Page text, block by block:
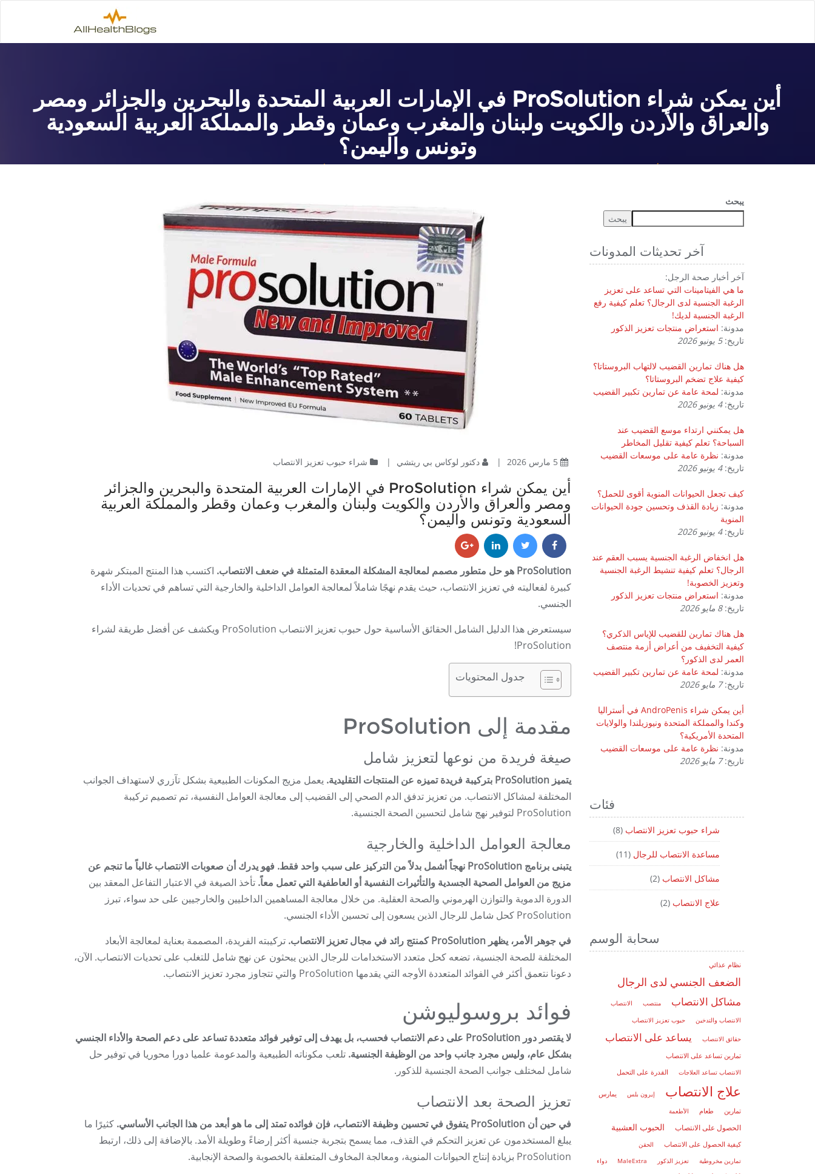
أين يمكن شراء ProSolution في الإمارات العربية المتحدة والبحرين والجزائر ومصر
والعراق والأردن والكويت ولبنان والمغرب وعمان وقطر والمملكة العربية السعودية
وتونس واليمن؟
بيت شراء حبوب تعزيز الانتصاب أين يمكن شراء ProSolution في الإمارات العربية المتحدة والبحرين والجزائر ومصر والعراق والأردن والكويت ولبنان والمغرب وعمان وقطر والمملكة العربية السعودية وتونس واليمن؟
5 مارس 2026 | دكتور لوكاس بي ريتشي | شراء حبوب تعزيز الانتصاب
أين يمكن شراء ProSolution في الإمارات العربية المتحدة والبحرين والجزائر
ومصر والعراق والأردن والكويت ولبنان والمغرب وعمان وقطر والمملكة العربية
السعودية وتونس واليمن؟
ProSolution هو حل متطور مصمم لمعالجة المشكلة المعقدة المتمثلة في ضعف الانتصاب.
اكتسب هذا المنتج المبتكر شهرة
كبيرة لفعاليته في تعزيز الانتصاب، حيث يقدم نهجًا شاملاً لمعالجة العوامل الداخلية والخارجية التي تساهم في تحديات الأداء
الجنسي.
سيستعرض هذا الدليل الشامل الحقائق الأساسية حول حبوب تعزيز الانتصاب ProSolution ويكشف عن أفضل طريقة لشراء
ProSolution!
جدول المحتويات
مقدمة إلى ProSolution
صيغة فريدة من نوعها لتعزيز شامل
يتميز ProSolution بتركيبة فريدة تميزه عن المنتجات التقليدية.
يعمل مزيج المكونات الطبيعية بشكل تآزري لاستهداف الجوانب
المختلفة لمشاكل الانتصاب. من تعزيز تدفق الدم الصحي إلى القضيب إلى معالجة العوامل النفسية، تم تصميم تركيبة
ProSolution لتوفير نهج شامل لتحسين الصحة الجنسية.
معالجة العوامل الداخلية والخارجية
يتبنى برنامج ProSolution نهجاً أشمل بدلاً من التركيز على سبب واحد فقط. فهو يدرك أن صعوبات الانتصاب غالباً ما تنجم عن
مزيج من العوامل الصحية الجسدية والتأثيرات النفسية أو العاطفية التي تعمل معاً. تأخذ الصيغة في الاعتبار التفاعل المعقد بين
الدورة الدموية والتوازن الهرموني والصحة العقلية. من خلال معالجة المساهمين الداخليين والخارجيين على حد سواء، تبرز
ProSolution كحل شامل للرجال الذين يسعون إلى تحسين الأداء الجنسي.
في جوهر الأمر، يظهر ProSolution كمنتج رائد في مجال تعزيز الانتصاب.
تركيبته الفريدة، المصممة بعناية لمعالجة الأبعاد
المختلفة للصحة الجنسية، تضعه كحل متعدد الاستخدامات للرجال الذين يبحثون عن نهج شامل للتغلب على تحديات الانتصاب. الآن،
دعونا نتعمق أكثر في الفوائد المتعددة الأوجه التي يقدمها ProSolution والتي تتجاوز مجرد تعزيز الانتصاب.
فوائد بروسوليوشن
لا يقتصر دور ProSolution على دعم الانتصاب فحسب، بل يهدف إلى توفير فوائد متعددة تساعد على دعم الصحة والأداء الجنسي
بشكل عام، وليس مجرد جانب واحد من الوظيفة الجنسية. تلعب مكوناته الطبيعية والمدعومة علميا دورا محوريا في توفير حل
شامل لمختلف جوانب الصحة الجنسية للذكور.
تعزيز الصحة بعد الانتصاب
في حين أن ProSolution يتفوق في تحسين وظيفة الانتصاب، فإن فوائده تمتد إلى ما هو أبعد من هذا الجانب الأساسي.
كثيرًا ما
يبلغ المستخدمون عن تعزيز التحكم في القذف، مما يسمح بتجربة جنسية أكثر إرضاءً وطويلة الأمد. بالإضافة إلى ذلك، ارتبط
ProSolution بزيادة إنتاج الحيوانات المنوية، ومعالجة المخاوف المتعلقة بالخصوبة والصحة الإنجابية.
يبحث
يبحث
آخر تحديثات المدونات
آخر أخبار صحة الرجل:
ما هي الفيتامينات التي تساعد على تعزيز
الرغبة الجنسية لدى الرجال؟ تعلم كيفية رفع
الرغبة الجنسية لديك!
مدونة: استعراض منتجات تعزيز الذكور
تاريخ:5 يونيو 2026
هل هناك تمارين القضيب لالتهاب البروستاتا؟
كيفية علاج تضخم البروستاتا؟
مدونة: لمحة عامة عن تمارين تكبير القضيب
تاريخ:4 يونيو 2026
هل يمكنني ارتداء موسع القضيب عند
السباحة؟ تعلم كيفية تقليل المخاطر
مدونة: نظرة عامة على موسعات القضيب
تاريخ:4 يونيو 2026
كيف تجعل الحيوانات المنوية أقوى للحمل؟
مدونة: زيادة القذف وتحسين جودة الحيوانات
المنوية
تاريخ:4 يونيو 2026
هل انخفاض الرغبة الجنسية يسبب العقم عند
الرجال؟ تعلم كيفية تنشيط الرغبة الجنسية
وتعزيز الخصوبة!
مدونة: استعراض منتجات تعزيز الذكور
تاريخ:8 مايو 2026
هل هناك تمارين للقضيب للإياس الذكري؟
كيفية التخفيف من أعراض أزمة منتصف
العمر لدى الذكور؟
مدونة: لمحة عامة عن تمارين تكبير القضيب
تاريخ:7 مايو 2026
أين يمكن شراء AndroPenis في أستراليا
وكندا والمملكة المتحدة ونيوزيلندا والولايات
المتحدة الأمريكية؟
مدونة: نظرة عامة على موسعات القضيب
تاريخ:7 مايو 2026
فئات
شراء حبوب تعزيز الانتصاب (8)
مساعدة الانتصاب للرجال (11)
مشاكل الانتصاب (2)
علاج الانتصاب (2)
سحابة الوسم
نظام عذائي
الضعف الجنسي لدى الرجال
مشاكل الانتصاب منتصب
الانتصاب
الانتصاب والتدخين
حبوب تعزيز الانتصاب
حقائق الانتصاب يساعد على الانتصاب
تمارين تساعد على الانتصاب
الانتصاب تساعد العلاجات القدرة على التحمل
علاج الانتصاب إيرون بلس
يمارس
تمارين
طعام الأطعمة
الحصول على الانتصاب الحبوب العشبية
كيفية الحصول على الانتصاب
الحقن
تمارين مخروطية
تعزيز الذكور MaleExtra دواء